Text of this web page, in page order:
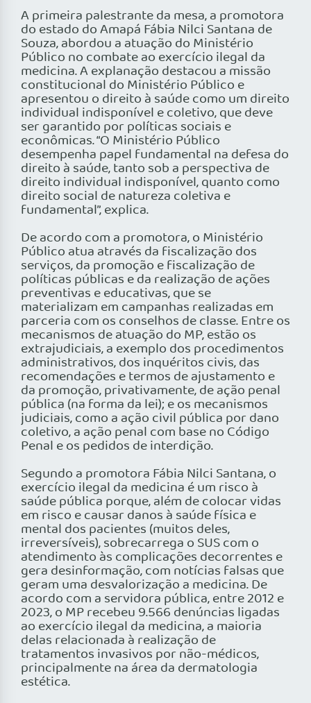
A primeira palestrante da mesa, a promotora
do estado do Amapá Fábia Nilci Santana de
Souza, abordou a atuação do Ministério
Público no combate ao exercício ilegal da
medicina. A explanação destacou a missão
constitucional do Ministério Público e
apresentou o direito à saúde como um direito
individual indisponível e coletivo, que deve
ser garantido por políticas sociais e
econômicas. “O Ministério Público
desempenha papel fundamental na defesa do
direito à saúde, tanto sob a perspectiva de
direito individual indisponível, quanto como
direito social de natureza coletiva e
fundamental”, explica.
De acordo com a promotora, o Ministério
Público atua através da fiscalização dos
serviços, da promoção e fiscalização de
políticas públicas e da realização de ações
preventivas e educativas, que se
materializam em campanhas realizadas em
parceria com os conselhos de classe. Entre os
mecanismos de atuação do MP, estão os
extrajudiciais, a exemplo dos procedimentos
administrativos, dos inquéritos civis, das
recomendações e termos de ajustamento e
da promoção, privativamente, de ação penal
pública (na forma da lei); e os mecanismos
judiciais, como a ação civil pública por dano
coletivo, a ação penal com base no Código
Penal e os pedidos de interdição.
Segundo a promotora Fábia Nilci Santana, o
exercício ilegal da medicina é um risco à
saúde pública porque, além de colocar vidas
em risco e causar danos à saúde física e
mental dos pacientes (muitos deles,
irreversíveis), sobrecarrega o SUS com o
atendimento às complicações decorrentes e
gera desinformação, com notícias falsas que
geram uma desvalorização a medicina. De
acordo com a servidora pública, entre 2012 e
2023, o MP recebeu 9.566 denúncias ligadas
ao exercício ilegal da medicina, a maioria
delas relacionada à realização de
tratamentos invasivos por não-médicos,
principalmente na área da dermatologia
estética.